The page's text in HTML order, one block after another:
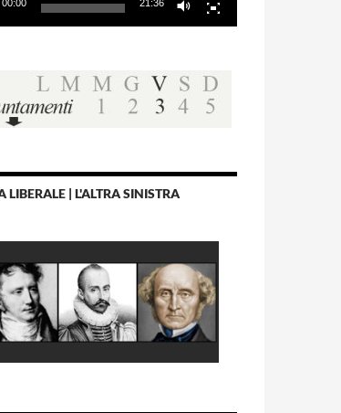
00:00 21:36
LIBERALE | L'ALTRA SINISTRA